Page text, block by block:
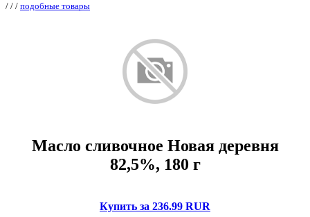
/ / / подобные товары
Масло сливочное Новая деревня
82,5%, 180 г
Купить за 236.99 RUR